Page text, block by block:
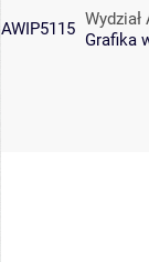
AWIP5115
Grafika